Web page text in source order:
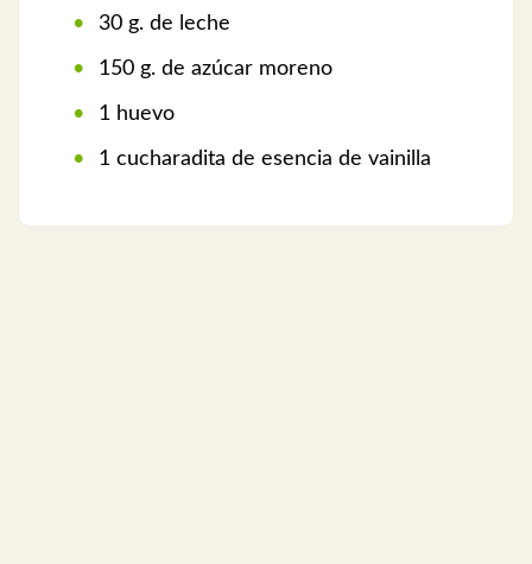
30 g. de leche
150 g. de azúcar moreno
1 huevo
1 cucharadita de esencia de vainilla